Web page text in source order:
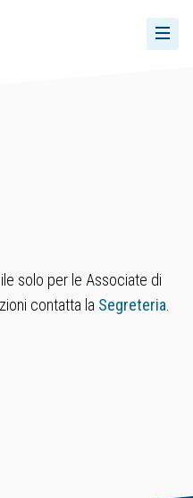
solo per le Associate di
contatta la Segreteria